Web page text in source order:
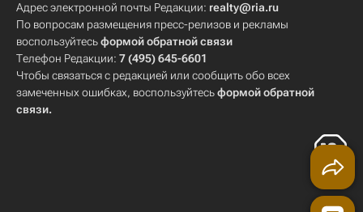
Адрес электронной почты Редакции: realty@ria.ru
По вопросам размещения пресс-релизов и рекламы
воспользуйтесьформой обратной связи
Телефон Редакции: 7 (495) 645-6601
Чтобы связаться с редакцией или сообщить обо всех
замеченных ошибках, воспользуйтесьформой обратной
связи.